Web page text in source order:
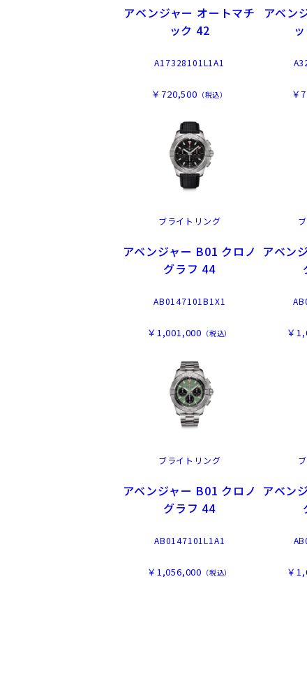
アベンジャー オートマチ
ック 42
A17328101L1A1
￥720,500 （税込）
アベン
￥
ブライトリング
アベンジャー B01 クロノ
グラフ 44
AB0147101B1X1
￥1,001,000 （税込）
アベン
￥
ブライトリング
アベンジャー B01 クロノ
グラフ 44
AB0147101L1A1
￥1,056,000 （税込）
アベン
￥